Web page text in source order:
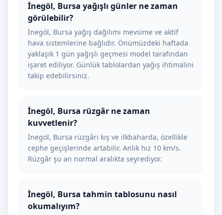
İnegöl, Bursa yağışlı günler ne zaman
görülebilir?
İnegöl, Bursa yağış dağılımı mevsime ve aktif
hava sistemlerine bağlıdır. Önümüzdeki haftada
yaklaşık 1 gün yağışlı geçmesi model tarafından
işaret ediliyor. Günlük tablolardan yağış ihtimalini
takip edebilirsiniz.
İnegöl, Bursa rüzgâr ne zaman
kuvvetlenir?
İnegöl, Bursa rüzgârı kış ve ilkbaharda, özellikle
cephe geçişlerinde artabilir. Anlık hız 10 km/s.
Rüzgâr şu an normal aralıkta seyrediyor.
İnegöl, Bursa tahmin tablosunu nasıl
okumalıyım?